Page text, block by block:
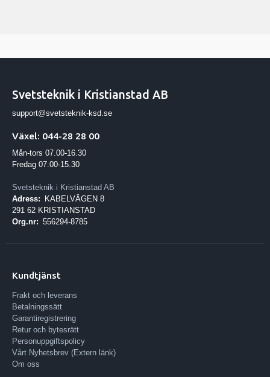
Svetsteknik i Kristianstad AB
support@svetsteknik-ksd.se
Växel: 044-28 28 00
Mån-tors 07.00-16.30
Fredag 07.00-15.30
Svetsteknik i Kristianstad AB
Adress:
KABELVÄGEN 8
291 62 KRISTIANSTAD
Org.nr: 556294-8785
Kundtjänst
Frakt och leverans
Betalningssätt
Garantiregistrering
Retur och bytesrätt
Personuppgiftspolicy
Vårt Nyhetsbrev (Extern länk)
Om oss